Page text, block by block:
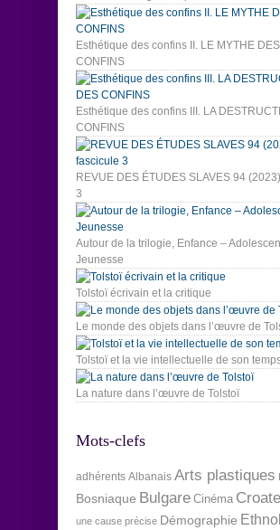
Esthétique des confins II. LE MYTHE DES
CONFINS
Esthétique des confins III. LA
CONFINS
REVUE DES ÉTUDES SLAVES 94
3
Autour de la trilogie, Enfance –
Jeunesse
Tolstoï écrivain et la critique
Le monde des objets dans l’œuvre de
Tolstoï et la vie intellectuelle de son
La nature dans l’œuvre de Tolstoï
Mots-clefs
adhérents Albanais Arts plastiques
Bosniaque Bulgare Cinéma Croate
une cause précise Démographie